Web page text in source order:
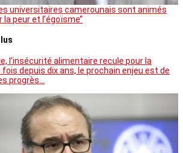
universitaires camerounais sont animés
la peur et l’égoïsme’’
l’insécurité alimentaire recule pour la
depuis dix ans, le prochain enjeu est de
progrès…